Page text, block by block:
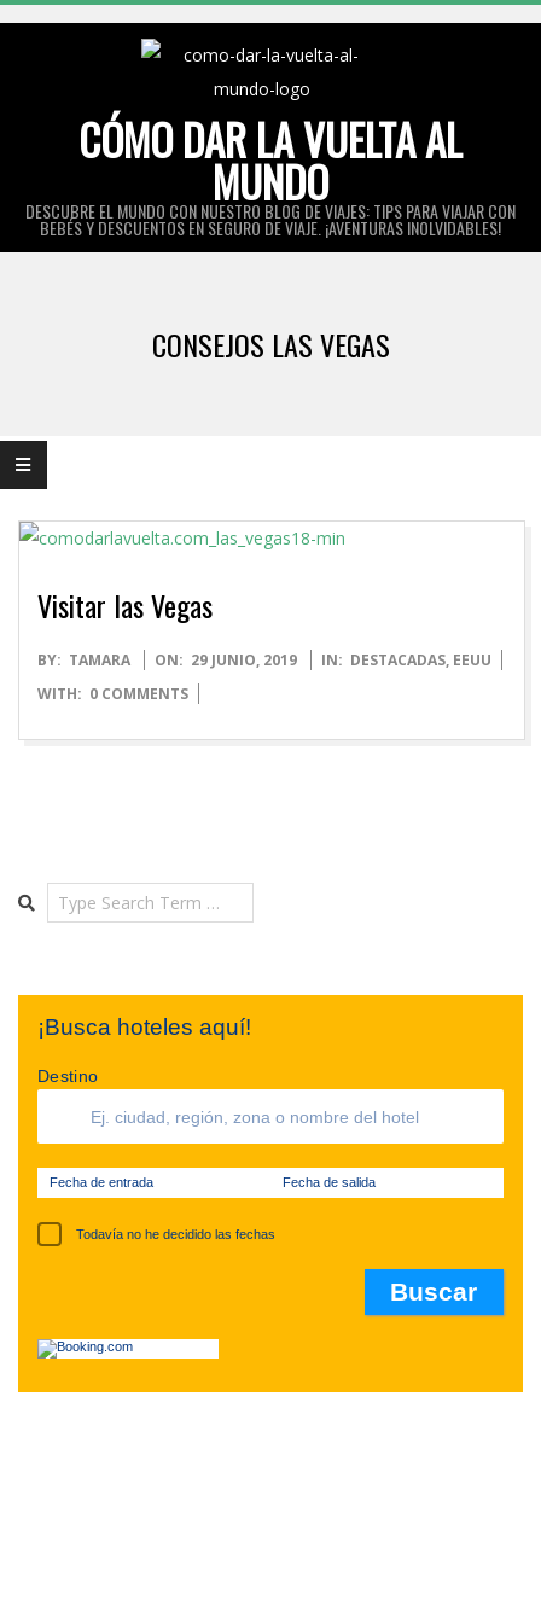
CÓMO DAR LA VUELTA AL
MUNDO
DESCUBRE EL MUNDO CON NUESTRO BLOG DE VIAJES: TIPS PARA VIAJAR CON
BEBÉS Y DESCUENTOS EN SEGURO DE VIAJE. ¡AVENTURAS INOLVIDABLES!
CONSEJOS LAS VEGAS
Visitar las Vegas
2019-
06-
BY: TAMARA ON: 29 JUNIO, 2019 IN: DESTACADAS, EEUU
WITH: 0 COMMENTS
Search
¡Busca hoteles aquí!
Destino
Fecha de entrada Fecha de salida
Todavía no he decidido las fechas